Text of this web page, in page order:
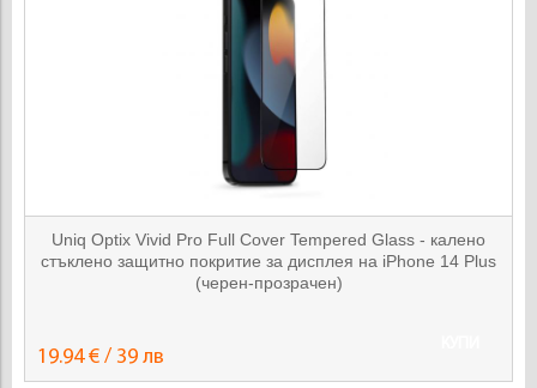
Uniq Optix Vivid Pro Full Cover Tempered Glass - калено
стъклено защитно покритие за дисплея на iPhone 14 Plus
(черен-прозрачен)
19.94 € / 39 лв